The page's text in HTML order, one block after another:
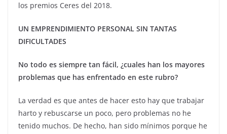
los premios Ceres del 2018.
UN EMPRENDIMIENTO PERSONAL SIN TANTAS
DIFICULTADES
No todo es siempre tan fácil, ¿cuales han los mayores
problemas que has enfrentado en este rubro?
La verdad es que antes de hacer esto hay que trabajar
harto y rebuscarse un poco, pero problemas no he
tenido muchos. De hecho, han sido mínimos porque he